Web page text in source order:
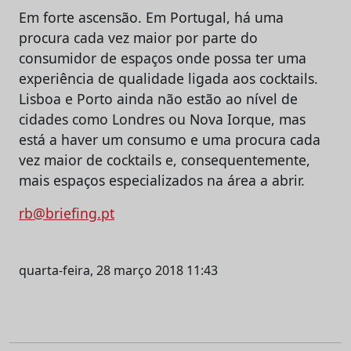
Em forte ascensão. Em Portugal, há uma
procura cada vez maior por parte do
consumidor de espaços onde possa ter uma
experiência de qualidade ligada aos cocktails.
Lisboa e Porto ainda não estão ao nível de
cidades como Londres ou Nova Iorque, mas
está a haver um consumo e uma procura cada
vez maior de cocktails e, consequentemente,
mais espaços especializados na área a abrir.
rb@briefing.pt
quarta-feira, 28 março 2018 11:43